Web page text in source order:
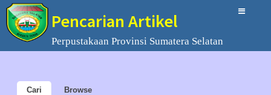
Pencarian Artikel
Perpustakaan Provinsi Sumatera Selatan
Cari Browse